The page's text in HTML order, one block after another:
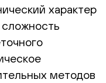
характер
методов